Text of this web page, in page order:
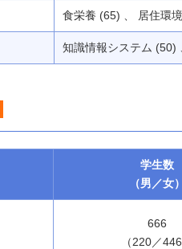
食栄養 (65) 、 居住環
知識情報システム (50)
学生数
（男／女）
666
（220／446